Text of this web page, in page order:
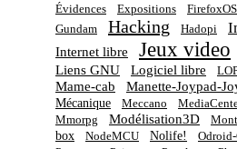
Évidences
Expositions FirefoxOS
Gundam
Hacking Hadopi
Internet libre Jeux video
Liens GNU Logiciel libre
Mame-cab Manette-Joypad-
Mécanique Meccano
Mmorpg Modélisation3D
box
NodeMCU Nolife!